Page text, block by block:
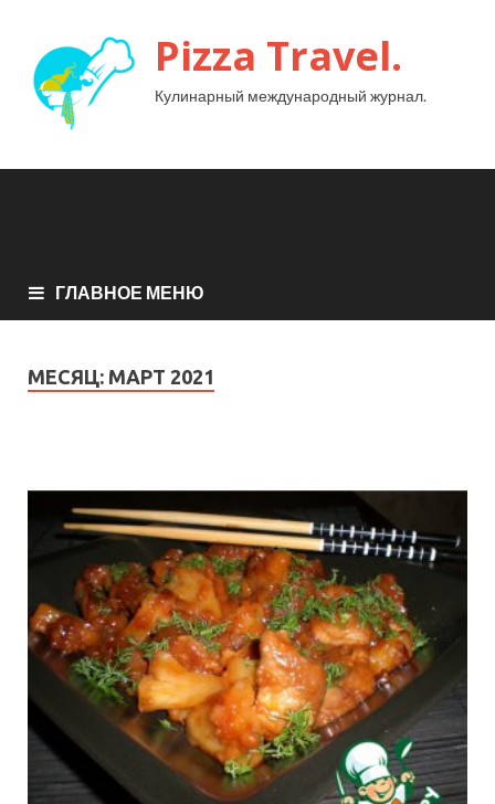
Pizza Travel.
Кулинарный международный журнал.
ГЛАВНОЕ МЕНЮ
МЕСЯЦ: МАРТ 2021